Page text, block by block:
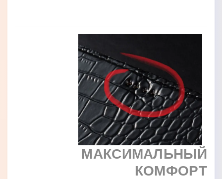
МАКСИМАЛЬНЫЙ
КОМФОРТ